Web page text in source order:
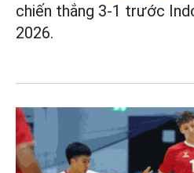
chiến thắng 3-1 trước
2026.